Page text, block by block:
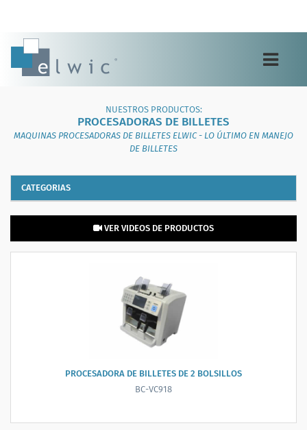
Toggle
navigation
NUESTROS PRODUCTOS:
PROCESADORAS DE BILLETES
MAQUINAS PROCESADORAS DE BILLETES ELWIC - LO ÚLTIMO EN MANEJO
DE BILLETES
CATEGORIAS
VER VIDEOS DE PRODUCTOS
PROCESADORA DE BILLETES DE 2 BOLSILLOS
BC-VC918